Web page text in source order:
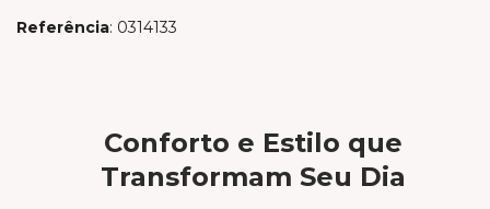
Referência: 0314133
Conforto e Estilo que
Transformam Seu Dia